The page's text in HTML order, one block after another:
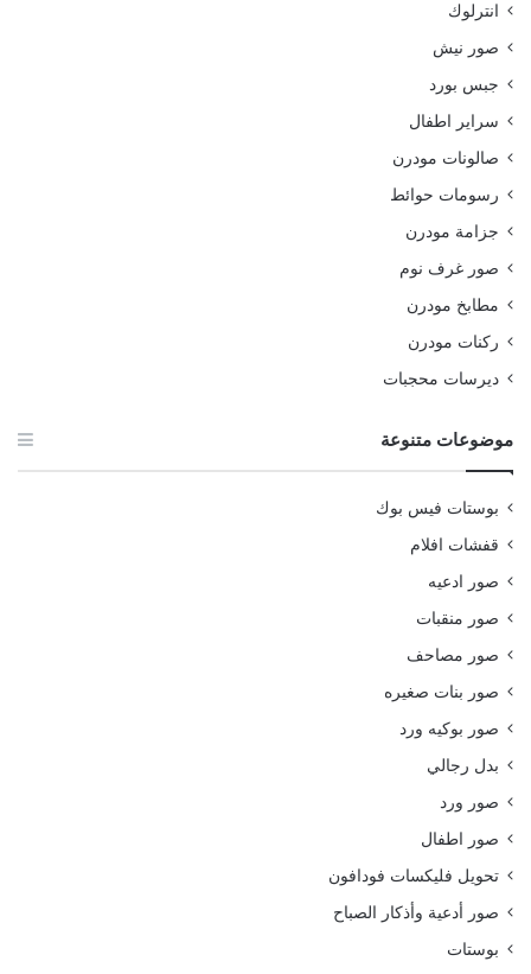
انترلوك
صور نيش
جبس بورد
سراير اطفال
صالونات مودرن
رسومات حوائط
جزامة مودرن
صور غرف نوم
مطابخ مودرن
ركنات مودرن
ديرسات محجبات
موضوعات متنوعة
بوستات فيس بوك
قفشات افلام
صور ادعيه
صور منقبات
صور مصاحف
صور بنات صغيره
صور بوكيه ورد
بدل رجالي
صور ورد
صور اطفال
تحويل فليكسات فودافون
صور أدعية وأذكار الصباح
بوستات